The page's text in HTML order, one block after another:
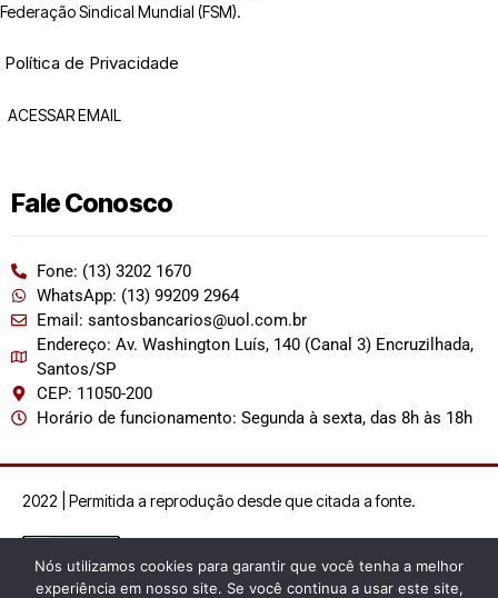
Federação Sindical Mundial (FSM).
Política de Privacidade
ACESSAR EMAIL
Fale Conosco
Fone: (13) 3202 1670
WhatsApp: (13) 99209 2964
Email: santosbancarios@uol.com.br
Endereço: Av. Washington Luís, 140 (Canal 3) Encruzilhada,
Santos/SP
CEP: 11050-200
Horário de funcionamento: Segunda à sexta, das 8h às 18h
2022 | Permitida a reprodução desde que citada a fonte.
Nós utilizamos cookies para garantir que você tenha a melhor
experiência em nosso site. Se você continua a usar este site,